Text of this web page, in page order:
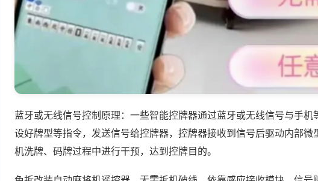
蓝牙或无线信号控制原理：一些智能控牌器通过蓝牙或无线信号与手
设好牌型等指令，发送信号给控牌器，控牌器接收到信号后驱动内部微
机洗牌、码牌过程中进行干预，达到控牌目的。